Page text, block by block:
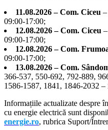
11.08.2026 – Com. Ciceu
09:00-17:00;
12.08.2026 – Com. Ciceu
09:00-17:00;
12.08.2026 – Com.
09:00-17:00;
13.08.2026 – Com.
366-537, 550-692, 792-889,
1586-1587, 1841, 1846-2032
Informațiile actualizate despre
cu energie electrică sunt
energie.ro, rubrica Suport/